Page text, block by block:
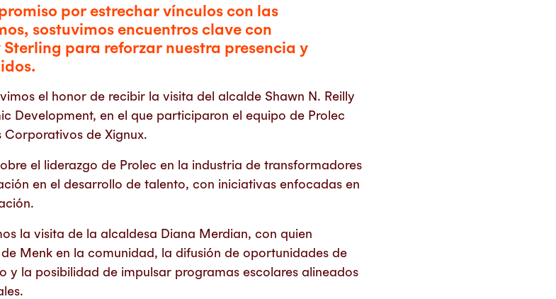
por estrechar vínculos con las
sostuvimos encuentros clave con
para reforzar nuestra presencia y
el honor de recibir la visita del alcalde Shawn N. Reilly
Development, en el que participaron el equipo de Prolec
Corporativos de Xignux.
el liderazgo de Prolec en la industria de transformadores
en el desarrollo de talento, con iniciativas enfocadas en
la visita de la alcaldesa Diana Merdian, con quien
Menk en la comunidad, la difusión de oportunidades de
y la posibilidad de impulsar programas escolares alineados